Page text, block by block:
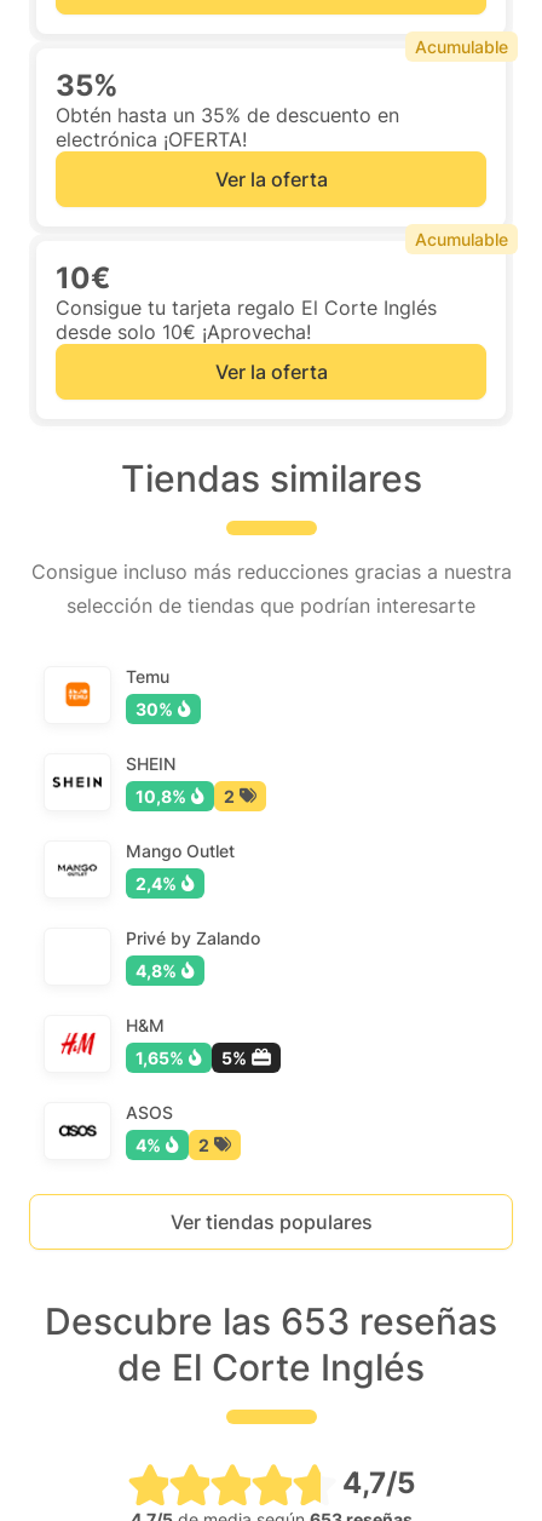
35%
Obtén hasta un 35% de descuento en
electrónica ¡OFERTA!
Ver la oferta
Acumulable
10€
Consigue tu tarjeta regalo El Corte Inglés
desde solo 10€ ¡Aprovecha!
Ver la oferta
Acumulable
Tiendas similares
Consigue incluso más reducciones gracias a nuestra
selección de tiendas que podrían interesarte
Temu
30%
SHEIN
10,8%
2
Mango Outlet
2,4%
Privé by Zalando
4,8%
H&M
1,65%
5%
ASOS
4%
2
Ver tiendas populares
Descubre las 653 reseñas
de El Corte Inglés
4,7/5